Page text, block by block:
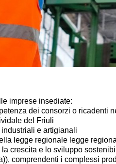
imprese insediate:
dei consorzi o ricadenti
del Friuli
e artigianali
legge regionale legge
crescita e lo sviluppo
comprendenti i complessi